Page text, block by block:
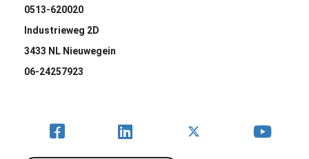
0513-620020
Industrieweg 2D
3433 NL Nieuwegein
06-24257923